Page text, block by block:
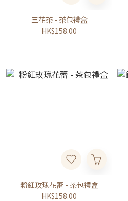
三花茶 - 茶包禮盒
HK$158.00
粉紅玫瑰花蕾 - 茶包禮盒
HK$158.00